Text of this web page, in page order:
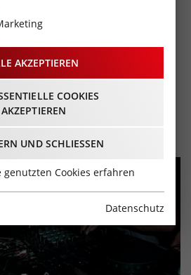
- Blue Chip
AKZEPTIEREN
COOKIES
AKZEPTIEREN
UND SCHLIESSEN
Cookies erfahren
Datenschutz